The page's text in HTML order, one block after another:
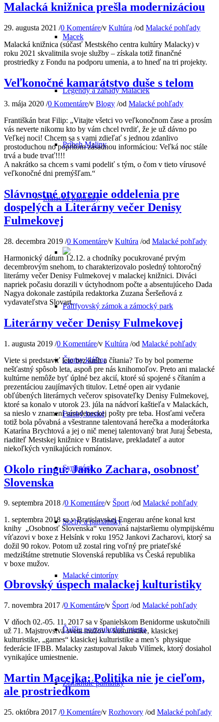
Macek
Legendy a záhady Malaciek
Príbeh Maliny
Malacké pamiatky
Pálffyovský zámok a zámocký park
Čierny kláštor
Farský kostol
Synagóga
Sochy a pamätníky
Malacké cintoríny
Ďalšie pozoruhodné miesta
Zaniknuté pamiatky
Malacká knižnica prešla modernizáciou
29. augusta 2021 /0 Komentáre/v Kultúra /od Malacké pohľady
Malacká knižnica (súčasť Mestského centra kultúry Malacky) v
roku 2021 skvalitnila svoje služby – získala totiž finančné
prostriedky z Fondu na podporu umenia, a to hneď na tri projekty.
Veľkonočné kamarátstvo duše s telom
3. mája 2020 /0 Komentáre/v Blogy /od Malacké pohľady
Františkán brat Filip: „Vitajte všetci vo veľkonočnom čase a prosím
vás neverte nikomu kto by vám chcel tvrdiť, že je už dávno po
Veľkej noci! Chcem sa s vami zdieľať s jednou zdanlivo
prostoduchou no popritom zásadnou informáciou: Veľká noc stále
trvá a bude trvať!!!!
A nakrátko sa chcem s vami podeliť s tým, o čom v tieto vírusové
veľkonočné dni premýšľam.“
Slávnostné otvorenie oddelenia pre
dospelých a Literárny večer Denisy
Fulmekovej
28. decembra 2019 /0 Komentáre/v Kultúra /od Malacké pohľady
Harmonický dátum 12.12. a chodníky pocukrované prvým
decembrovým snehom, to charakterizovalo posledný tohtoročný
literárny večer Denisy Fulmekovej v malackej knižnici. Diváci
napriek počasiu dorazili v úctyhodnom počte a absentujúceho Dada
Nagya dokonale zastúpila redaktorka Zuzana Šeršeňová z
vydavateľstva Slovart.
Literárny večer Denisy Fulmekovej
1. augusta 2019 /0 Komentáre/v Kultúra /od Malacké pohľady
Viete si predstaviť leto bez kníh a čítania? To by bol pomerne
nešťastný spôsob leta, aspoň pre nás knihomoľov. Preto ani malacké
kultúrne nemôže byť úplné bez akcií, ktoré sú spojené s čítaním a
prezentáciou zaujímavých titulov. Letné open air vydanie
obľúbených literárnych večerov spisovateľky Denisy Fulmekovej,
ktoré sa konalo v utorok 23. júla na nádvorí kaštieľa v Malackách,
sa nieslo v znamení súrodeneckej pošty pre teba. Hosťami večera
totiž bola pôvabná a všestranne talentovaná herečka a moderátorka
Katarína Brychtová a jej o nič menej talentovaný brat Juraj Šebesta,
riaditeľ Mestskej knižnice v Bratislave, prekladateľ a autor
niekoľkých vynikajúcich románov.
Okolo ringu: Janko Zachara, osobnosť
Slovenska
9. septembra 2018 /0 Komentáre/v Šport /od Malacké pohľady
1. septembra 2018 sa v Bratislavskej Engerau aréne konal krst
knihy „Osobnosť Slovenska“ venovaná najstaršiemu olympijskému
víťazovi v boxe z Helsínk v roku 1952 Jankovi Zacharovi, ktorý sa
dožil 90 rokov. Potom už zostal ring voľný pre priateľské
medzištátne stretnutie Slovenská republika vs Česká republika
v boxe mužov.
Obrovský úspech malackej kulturistiky
7. novembra 2017 /0 Komentáre/v Šport /od Malacké pohľady
V dňoch 02.-05. 11. 2017 sa v španielskom Benidorme uskutočnili
už 71. Majstrovstvá sveta mužov v kulturistike, klasickej
kulturistike, „games“ klasickej kulturistike a men’s physique
federácie IFBB. Malacky zastupoval Jakub Vilímek, ktorý dosiahol
vynikajúce umiestnenie.
Martin Macejka: Politika nie je cieľom,
ale prostriedkom
25. októbra 2017 /0 Komentáre/v Rozhovory /od Malacké pohľady